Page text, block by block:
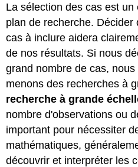
plus
différente
Quelle
est
conception
de
systèmes
plus
similaire
(MSSD) ?
Quelle
La sélection des cas est
plan de recherche.
cas à inclure aidera
de nos résultats. Si nous
grand nombre de cas,
menons des recherches à
recherche à grande
nombre d'observations ou
important pour nécessiter
mathématiques,
découvrir et interpréter les